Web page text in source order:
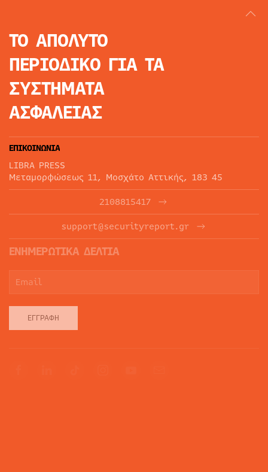
ΤΟ ΑΠΟΛΥΤΟ
ΠΕΡΙΟΔΙΚΟ ΓΙΑ ΤΑ
ΣΥΣΤΗΜΑΤΑ
ΑΣΦΑΛΕΙΑΣ
ΕΠΙΚΟΙΝΩΝΙΑ
LIBRA PRESS
Μεταμορφώσεως 11, Μοσχάτο Αττικής, 183 45
2108815417
support@securityreport.gr
ΕΝΗΜΕΡΩΤΙΚΑ ΔΕΛΤΙΑ
ΕΓΓΡΑΦΉ